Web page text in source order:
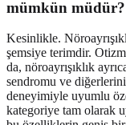
mümkün müdür?
Kesinlikle.
şemsiye terimdir.
da, nöroayrışıklık
sendromu ve
deneyimiyle uyumlu
kategoriye tam olarak